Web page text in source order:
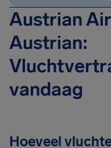
Austrian
Austrian:
vandaag
Hoeveel